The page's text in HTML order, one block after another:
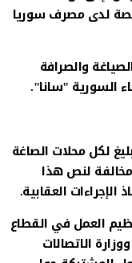
لدى مصرف سوريا
والصرافة
السورية "سانا".
لكل محلات الصاغة
مخالفة لنص هذا
العقابية.
العمل في القطاع
الاتصالات